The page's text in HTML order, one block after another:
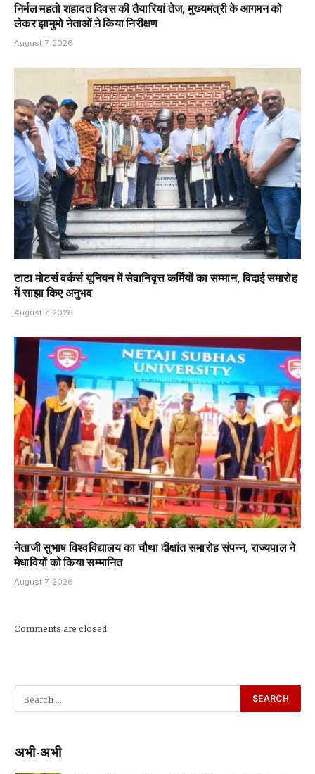
निर्मल महतो शहादत दिवस की तैयारियां तेज, मुख्यमंत्री के आगमन को
लेकर झामुमो नेताओं ने किया निरीक्षण
August 7, 2026
टाटा मोटर्स वर्कर्स यूनियन में सेवानिवृत्त कर्मियों का सम्मान, विदाई समारोह
में साझा किए अनुभव
August 7, 2026
नेताजी सुभाष विश्वविद्यालय का चौथा दीक्षांत समारोह संपन्न, राज्यपाल ने
मेधावियों को किया सम्मानित
August 7, 2026
Comments are closed.
अभी-अभी